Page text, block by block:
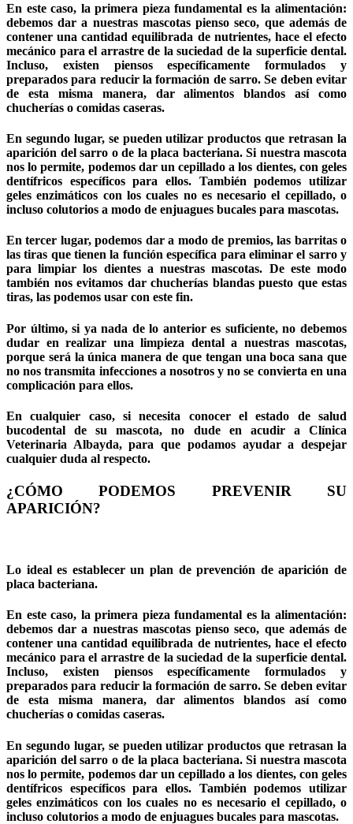
En este caso, la primera pieza fundamental es la alimentación:
debemos dar a nuestras mascotas pienso seco, que además de
contener una cantidad equilibrada de nutrientes, hace el efecto
mecánico para el arrastre de la suciedad de la superficie dental.
Incluso, existen piensos específicamente formulados y
preparados para reducir la formación de sarro. Se deben evitar
de esta misma manera, dar alimentos blandos así como
chucherías o comidas caseras.
En segundo lugar, se pueden utilizar productos que retrasan la
aparición del sarro o de la placa bacteriana. Si nuestra mascota
nos lo permite, podemos dar un cepillado a los dientes, con geles
dentífricos específicos para ellos. También podemos utilizar
geles enzimáticos con los cuales no es necesario el cepillado, o
incluso colutorios a modo de enjuagues bucales para mascotas.
En tercer lugar, podemos dar a modo de premios, las barritas o
las tiras que tienen la función específica para eliminar el sarro y
para limpiar los dientes a nuestras mascotas. De este modo
también nos evitamos dar chucherías blandas puesto que estas
tiras, las podemos usar con este fin.
Por último, si ya nada de lo anterior es suficiente, no debemos
dudar en realizar una limpieza dental a nuestras mascotas,
porque será la única manera de que tengan una boca sana que
no nos transmita infecciones a nosotros y no se convierta en una
complicación para ellos.
En cualquier caso, si necesita conocer el estado de salud
bucodental de su mascota, no dude en acudir a Clínica
Veterinaria Albayda, para que podamos ayudar a despejar
cualquier duda al respecto.
¿CÓMO PODEMOS PREVENIR SU
APARICIÓN?
Lo ideal es establecer un plan de prevención de aparición de
placa bacteriana.
En este caso, la primera pieza fundamental es la alimentación:
debemos dar a nuestras mascotas pienso seco, que además de
contener una cantidad equilibrada de nutrientes, hace el efecto
mecánico para el arrastre de la suciedad de la superficie dental.
Incluso, existen piensos específicamente formulados y
preparados para reducir la formación de sarro. Se deben evitar
de esta misma manera, dar alimentos blandos así como
chucherías o comidas caseras.
En segundo lugar, se pueden utilizar productos que retrasan la
aparición del sarro o de la placa bacteriana. Si nuestra mascota
nos lo permite, podemos dar un cepillado a los dientes, con geles
dentífricos específicos para ellos. También podemos utilizar
geles enzimáticos con los cuales no es necesario el cepillado, o
incluso colutorios a modo de enjuagues bucales para mascotas.